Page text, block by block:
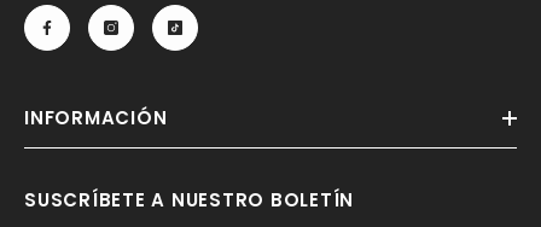
INFORMACIÓN
SUSCRÍBETE A NUESTRO BOLETÍN